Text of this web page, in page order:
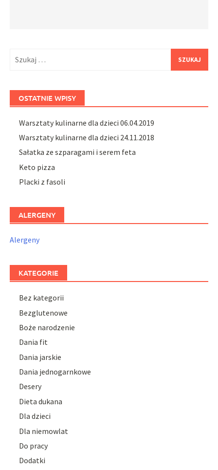
OSTATNIE WPISY
Warsztaty kulinarne dla dzieci 06.04.2019
Warsztaty kulinarne dla dzieci 24.11.2018
Sałatka ze szparagami i serem feta
Keto pizza
Placki z fasoli
ALERGENY
Alergeny
KATEGORIE
Bez kategorii
Bezglutenowe
Boże narodzenie
Dania fit
Dania jarskie
Dania jednogarnkowe
Desery
Dieta dukana
Dla dzieci
Dla niemowlat
Do pracy
Dodatki